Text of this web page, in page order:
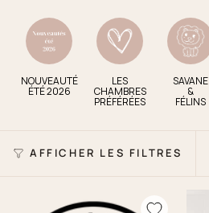
NOUVEAUTÉ
ÉTÉ 2026
LES
CHAMBRES
PRÉFÉRÉES
SAVANE
&
FÉLINS
AFFICHER LES FILTRES